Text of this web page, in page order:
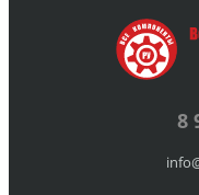
8